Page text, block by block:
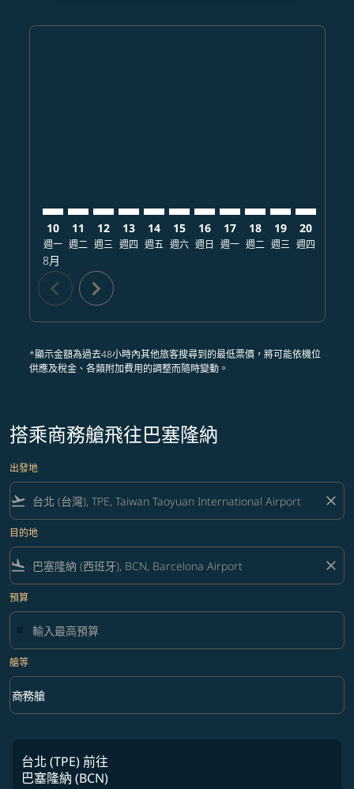
10
週一
8月
11
週二
12
週三
13
週四
14
週五
15
週六
16
週日
17
週一
18
週二
19
週三
20
週四
chevron_left chevron_right
*顯示金額為過去48小時內其他旅客搜尋到的最低票價，將可能依機位
供應及稅金、各類附加費用的調整而隨時變動。
搭乘商務艙飛往巴塞隆納
出發地
flight_takeoff close
目的地
flight_land close
預算
艙等
艙等 option 商務艙 Selected
商務艙
keyboard_arrow_down
台北 (TPE)前往
巴塞隆納 (BCN)